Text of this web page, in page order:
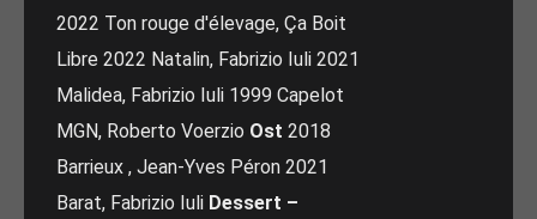
2022 Ton rouge d'élevage, Ça Boit
Libre 2022 Natalin, Fabrizio Iuli 2021
Malidea, Fabrizio Iuli 1999 Capelot
MGN, Roberto Voerzio Ost 2018
Barrieux , Jean-Yves Péron 2021
Barat, Fabrizio Iuli Dessert –